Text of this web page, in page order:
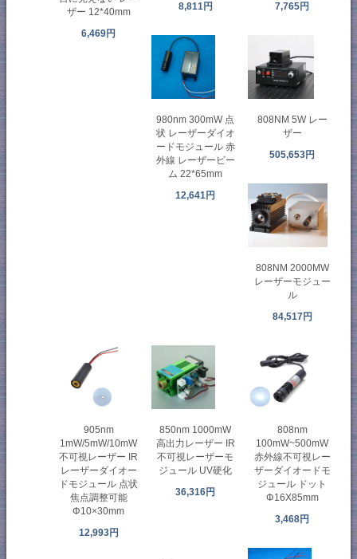
ザー 12*40mm
6,469円
8,811円
7,765円
980nm 300mW 点
状 レーザーダイオ
ードモジュール 赤
外線 レーザービー
ム 22*65mm
12,641円
808NM 5W レー
ザー
505,653円
808NM 2000MW
レーザーモジュー
ル
84,517円
905nm
1mW/5mW/10mW
不可視レーザー IR
レーザーダイオー
ドモジュール 点状
焦点調整可能
Φ10×30mm
12,993円
850nm 1000mW
高出力レーザー IR
不可視レーザーモ
ジュール UV硬化
36,316円
808nm
100mW~500mW
赤外線不可視レー
ザーダイオードモ
ジュール ドット
Φ16X85mm
3,468円